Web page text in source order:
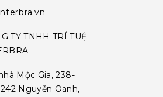
TY TNHH TRÍ TUỆ
Mộc Gia, 238-
Nguyễn Oanh,